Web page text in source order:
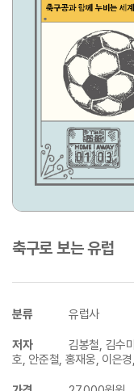
축구로 보는 유럽
분류 유럽사
저자
김봉철, 김수
호, 안준철, 홍재웅, 이은